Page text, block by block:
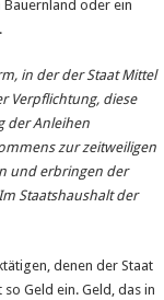
oder ein
in der der Staat Mittel
Verpflichtung, diese
der Anleihen
zur zeitweiligen
und erbringen der
Staatshaushalt der
denen der Staat
Geld ein. Geld, das in